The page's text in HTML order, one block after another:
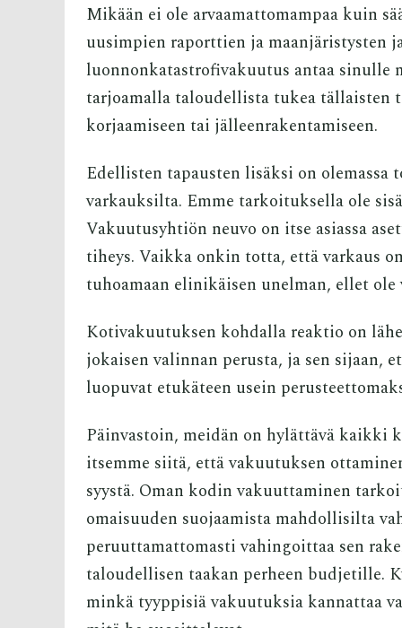
Mikään ei ole arvaamattomampaa kuin
uusimpien raporttien ja maanjäristysten
luonnonkatastrofivakuutus antaa sinulle
tarjoamalla taloudellista tukea tällaisten
korjaamiseen tai jälleenrakentamiseen.
Edellisten tapausten lisäksi on
varkauksilta. Emme tarkoituksella ole
Vakuutusyhtiön neuvo on itse asiassa
tiheys. Vaikka onkin totta, että varkaus
tuhoamaan elinikäisen unelman, ellet
Kotivakuutuksen kohdalla reaktio on
jokaisen valinnan perusta, ja sen sijaan,
luopuvat etukäteen usein
Päinvastoin, meidän on hylättävä
itsemme siitä, että vakuutuksen
syystä. Oman kodin vakuuttaminen
omaisuuden suojaamista mahdollisilta
peruuttamattomasti vahingoittaa sen
taloudellisen taakan perheen budjetille.
minkä tyyppisiä vakuutuksia kannattaa